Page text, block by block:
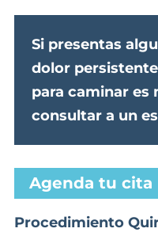
Si presentas
dolor
para caminar es
consultar a un
Agenda tu cita
Procedimiento